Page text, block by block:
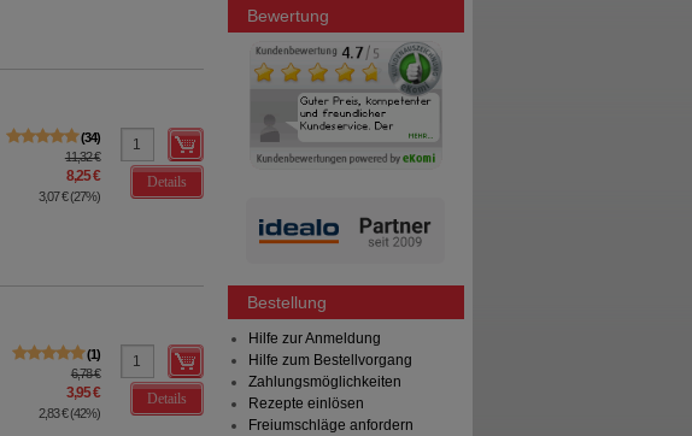
34
11,32 €
8,25 €
3,07 €(27%)
Details
1
6,78 €
3,95 €
2,83 €(42%)
Details
Bewertung
Bestellung
Hilfe zur Anmeldung
Hilfe zum Bestellvorgang
Zahlungsmöglichkeiten
Rezepte einlösen
Freiumschläge anfordern